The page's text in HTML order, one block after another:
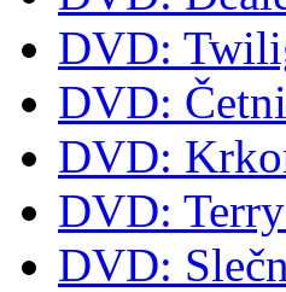
DVD:
DVD:
DVD:
DVD:
DVD: